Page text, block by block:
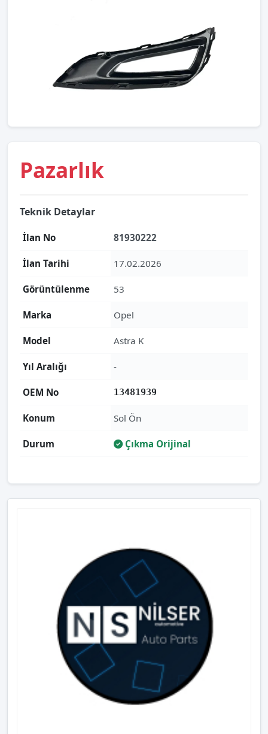
Pazarlık
Teknik Detaylar
İlan No 81930222
İlan Tarihi 17.02.2026
Görüntülenme 53
Marka Opel
Model Astra K
Yıl Aralığı -
OEM No 13481939
Konum Sol Ön
Durum Çıkma Orijinal